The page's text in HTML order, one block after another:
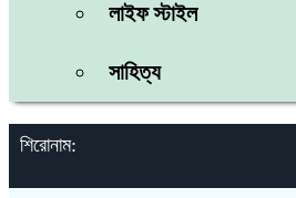
লাইফ স্টাইল
সাহিত্য
শিরোনাম: